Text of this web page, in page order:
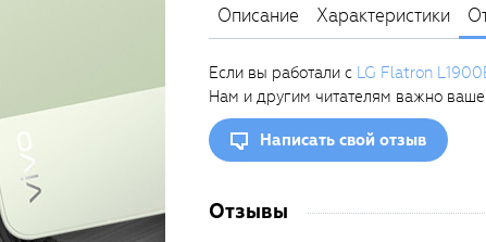
Описание Характеристики
Если вы работали с LG Flatron
Нам и другим читателям важно
Написать свой отзыв
Отзывы